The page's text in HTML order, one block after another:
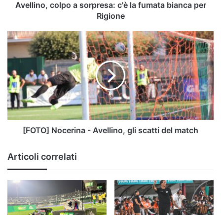
Rigione
Avellino, colpo a sorpresa: c'è la fumata bianca per
Rigione
[FOTO]
Nocerina
-
gli
scatti
del
match
[FOTO] Nocerina - Avellino, gli scatti del match
Articoli correlati